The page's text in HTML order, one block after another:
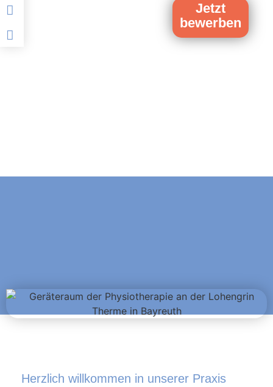
Jetzt
bewerben
Herzlich willkommen in unserer Praxis